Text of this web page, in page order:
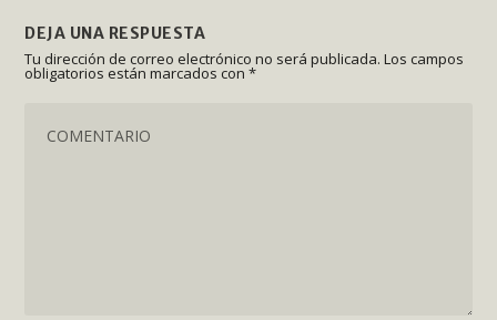
DEJA UNA RESPUESTA
Tu dirección de correo electrónico no será publicada. Los campos
obligatorios están marcados con*